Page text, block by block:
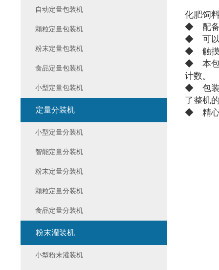
化肥饲
◆ 配备
◆ 可以
◆ 触摸
◆ 本包
计数。
◆ 包装
了整机
◆ 精心
自动定量包装机
颗粒定量包装机
粉末定量包装机
食品定量包装机
小型定量包装机
定量分装机
小型定量分装机
智能定量分装机
粉末定量分装机
颗粒定量分装机
食品定量分装机
粉末灌装机
小型粉末灌装机